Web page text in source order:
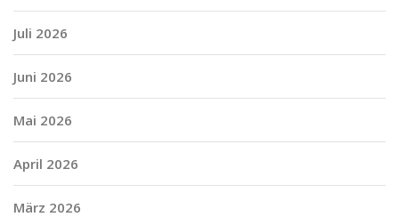
Juli 2026
Juni 2026
Mai 2026
April 2026
März 2026